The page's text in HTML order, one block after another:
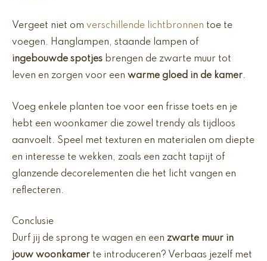
Vergeet niet om verschillende lichtbronnen toe te
voegen. Hanglampen, staande lampen of
ingebouwde spotjes brengen de zwarte muur tot
leven en zorgen voor een warme gloed in de kamer.
Voeg enkele planten toe voor een frisse toets en je
hebt een woonkamer die zowel trendy als tijdloos
aanvoelt. Speel met texturen en materialen om diepte
en interesse te wekken, zoals een zacht tapijt of
glanzende decorelementen die het licht vangen en
reflecteren.
Conclusie
Durf jij de sprong te wagen en een zwarte muur in
jouw woonkamer te introduceren? Verbaas jezelf met